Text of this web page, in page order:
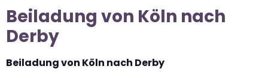
Beiladung von Köln nach
Derby
Beiladung von Köln nach Derby